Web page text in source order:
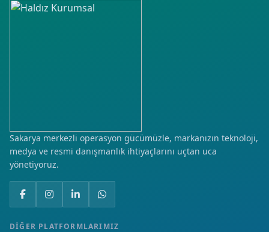
Sakarya merkezli operasyon gücümüzle, markanızın teknoloji,
medya ve resmi danışmanlık ihtiyaçlarını uçtan uca
yönetiyoruz.
DIĞER PLATFORMLARIMIZ